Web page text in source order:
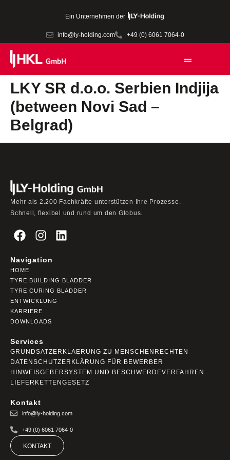
Ein Unternehmen der
info@ly-holding.com +49 (0) 6061 7064-0
LKY SR d.o.o. Serbien Indjija
(between Novi Sad –
Belgrad)
Mehr als 2.200 Fachkräfte unterstützen Ihre Prozesse.
Schnell, flexibel und rund um den Globus.
Navigation
HOME
TYRE BUILDING BLADDER
TYRE CURING BLADDER
ENTWICKLUNG
KARRIERE
DOWNLOADS
Services
GRUNDSATZERKLAERUNG ZU MENSCHENRECHTEN
DATENSCHUTZERKLÄRUNG FÜR BEWERBER
HINWEISGEBERSYSTEM UND BESCHWERDEVERFAHREN
LIEFERKETTENGESETZ
Kontakt
info@ly-holding.com
+49 (0) 6061 7064-0
KONTAKT